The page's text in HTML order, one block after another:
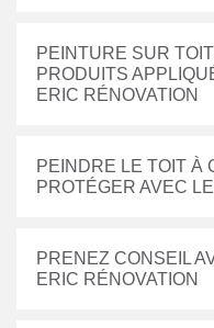
PEINTURE SUR
PRODUITS
ERIC RÉNOVATION
PEINDRE LE TOIT À
PROTÉGER AVEC
PRENEZ CONSEIL
ERIC RÉNOVATION